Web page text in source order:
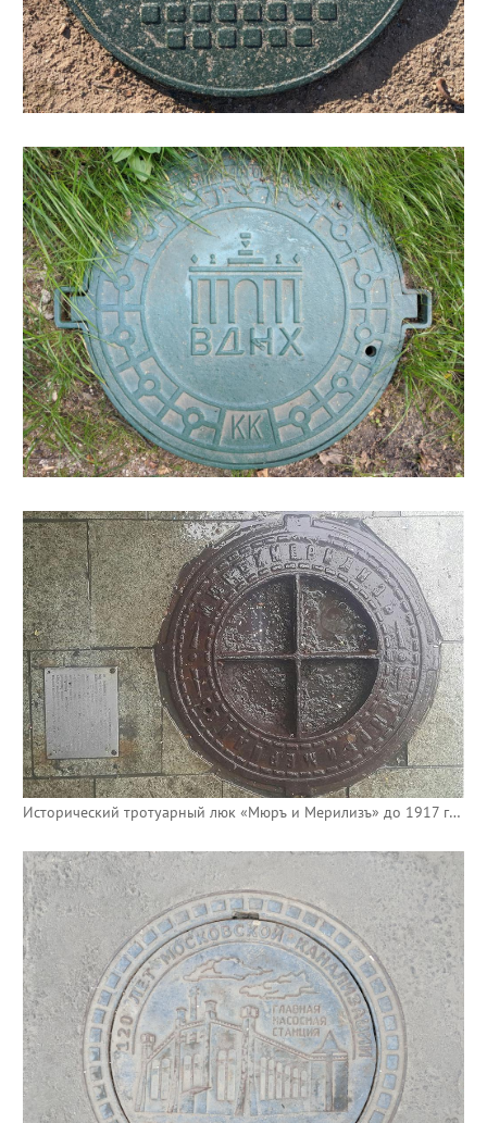
Исторический тротуарный люк «Мюръ и Мерилизъ» до 1917 года